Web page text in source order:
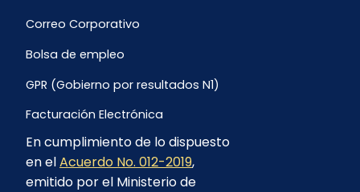
Correo Corporativo
Bolsa de empleo
GPR (Gobierno por resultados N1)
Facturación Electrónica
Archivo Histórico de Facturación
Portal Ambiental y Social
En cumplimiento de lo dispuesto
en elAcuerdo No. 012-2019,
emitido por el Ministerio de